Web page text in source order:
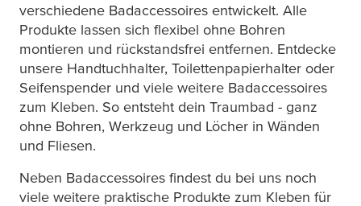
verschiedene Badaccessoires entwickelt. Alle
Produkte lassen sich flexibel ohne Bohren
montieren und rückstandsfrei entfernen. Entdecke
unsere Handtuchhalter, Toilettenpapierhalter oder
Seifenspender und viele weitere Badaccessoires
zum Kleben. So entsteht dein Traumbad - ganz
ohne Bohren, Werkzeug und Löcher in Wänden
und Fliesen.
Neben Badaccessoires findest du bei uns noch
viele weitere praktische Produkte zum Kleben für